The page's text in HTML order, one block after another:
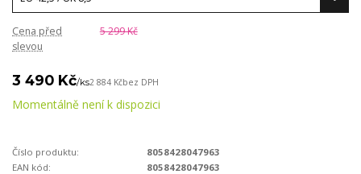
Cena před
slevou
5 299 Kč
3 490 Kč/ks2 884 Kčbez DPH
Momentálně není k dispozici
Číslo produktu:
8058428047963
EAN kód:
8058428047963